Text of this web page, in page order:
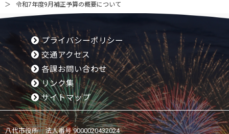
令和7年度9月補正予算の概要について
プライバシーポリシー
交通アクセス
各課お問い合わせ
リンク集
サイトマップ
八代市役所 法人番号 9000020432024